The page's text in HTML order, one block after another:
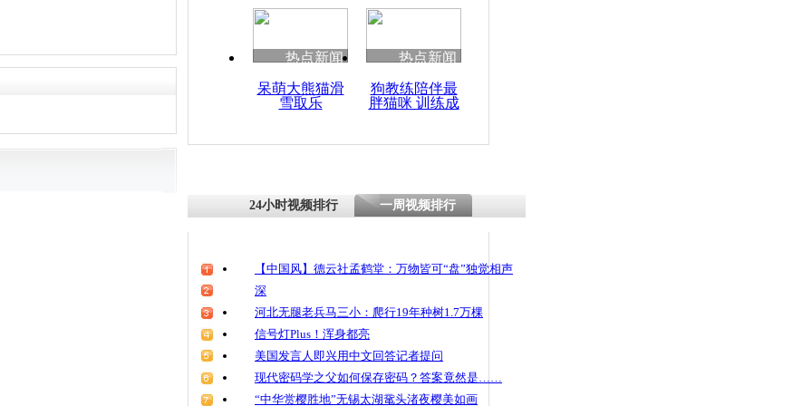
热点新闻
呆萌大熊猫滑
雪取乐
热点新闻
狗教练陪伴最
胖猫咪 训练成
24小时视频排行 一周视频排行
【中国风】德云社孟鹤堂：万物皆可“盘”独觉相声
深
河北无腿老兵马三小：爬行19年种树1.7万棵
信号灯Plus！浑身都亮
美国发言人即兴用中文回答记者提问
现代密码学之父如何保存密码？答案竟然是……
“中华赏樱胜地”无锡太湖鼋头渚夜樱美如画